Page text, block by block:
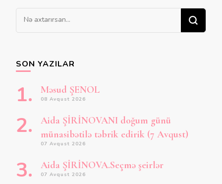
Bir
şey
SON YAZILAR
Məsud ŞENOL
08 Avqust 2026
Aida ŞİRİNOVANI doğum günü
münasibətilə təbrik edirik (7 Avqust)
07 Avqust 2026
Aida ŞİRİNOVA.Seçmə şeirlər
07 Avqust 2026